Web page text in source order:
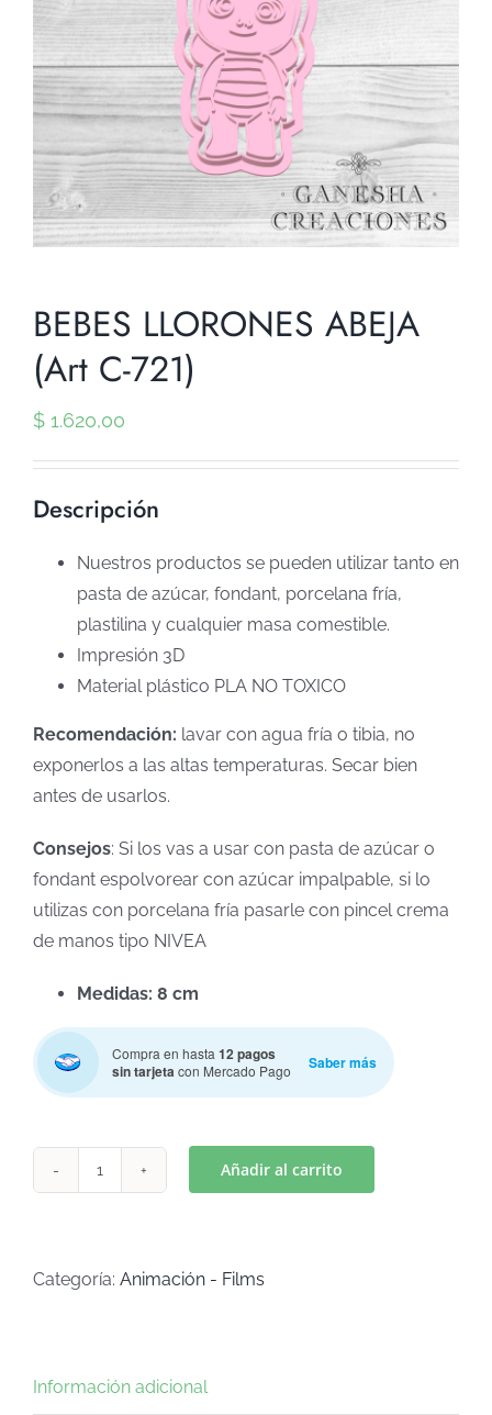
BEBES LLORONES ABEJA
(Art C-721)
$ 1.620,00
Descripción
Nuestros productos se pueden utilizar tanto en
pasta de azúcar, fondant, porcelana fría,
plastilina y cualquier masa comestible.
Impresión 3D
Material plástico PLA NO TOXICO
Recomendación: lavar con agua fría o tibia, no
exponerlos a las altas temperaturas. Secar bien
antes de usarlos.
Consejos: Si los vas a usar con pasta de azúcar o
fondant espolvorear con azúcar impalpable, si lo
utilizas con porcelana fría pasarle con pincel crema
de manos tipo NIVEA
Medidas: 8 cm
Compra en hasta 12 pagos
sin tarjetacon Mercado Pago Saber más
(Art
Añadir al carrito
Categoría: Animación - Films
Información adicional